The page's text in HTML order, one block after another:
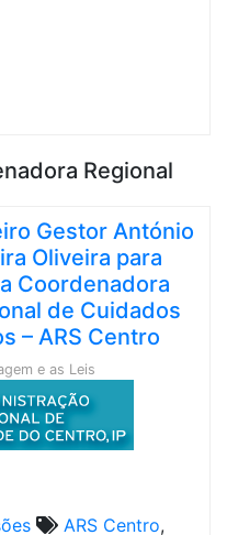
Regional
Gestor António
Oliveira para
Coordenadora
de Cuidados
– ARS Centro
e as Leis
ARS Centro,